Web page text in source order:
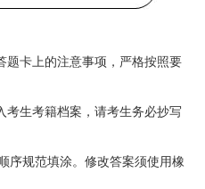
题卡上的注意事项，严格按照要
生考籍档案，请考生务必抄写
序规范填涂。修改答案须使用橡